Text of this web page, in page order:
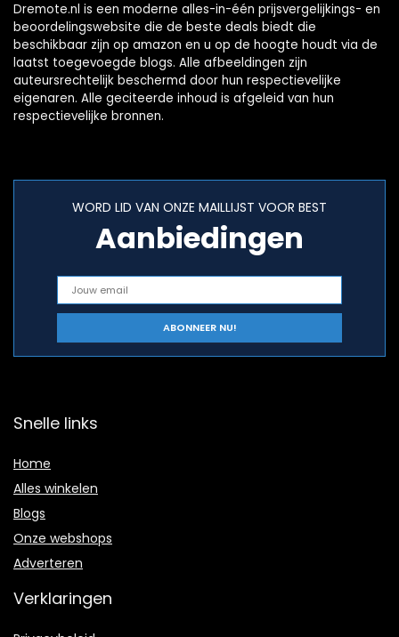
Dremote.nl is een moderne alles-in-één prijsvergelijkings- en
beoordelingswebsite die de beste deals biedt die
beschikbaar zijn op amazon en u op de hoogte houdt via de
laatst toegevoegde blogs. Alle afbeeldingen zijn
auteursrechtelijk beschermd door hun respectievelijke
eigenaren. Alle geciteerde inhoud is afgeleid van hun
respectievelijke bronnen.
WORD LID VAN ONZE MAILLIJST VOOR BEST
Aanbiedingen
Snelle links
Home
Alles winkelen
Blogs
Onze webshops
Adverteren
Verklaringen